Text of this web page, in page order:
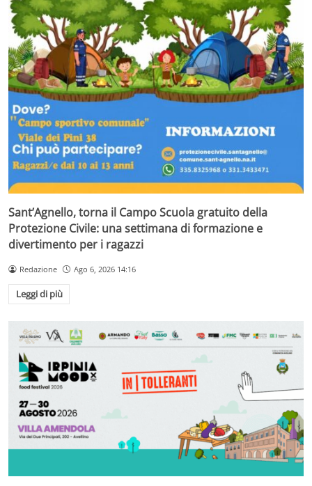
Sant’Agnello, torna il Campo Scuola gratuito della
Protezione Civile: una settimana di formazione e
divertimento per i ragazzi
Redazione Ago 6, 2026 14:16
Leggi di più